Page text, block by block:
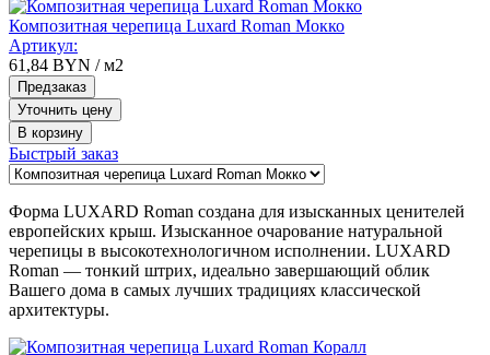
Композитная черепица Luxard Roman Мокко
Артикул:
61,84 BYN / м2
Предзаказ
Уточнить цену
В корзину
Быстрый заказ
Форма LUXARD Roman создана для изысканных ценителей
европейских крыш. Изысканное очарование натуральной
черепицы в высокотехнологичном исполнении. LUXARD
Roman — тонкий штрих, идеально завершающий облик
Вашего дома в самых лучших традициях классической
архитектуры.